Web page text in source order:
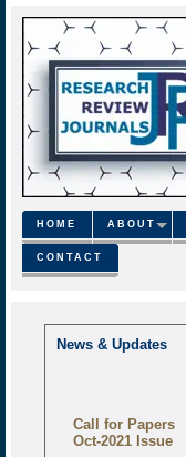
HOME ABOUT
CONTACT
News & Updates
Call for Papers
Oct-2021 Issue